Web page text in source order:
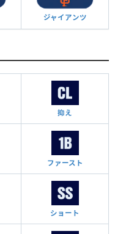
ジャイアンツ
抑え
ファースト
ショート